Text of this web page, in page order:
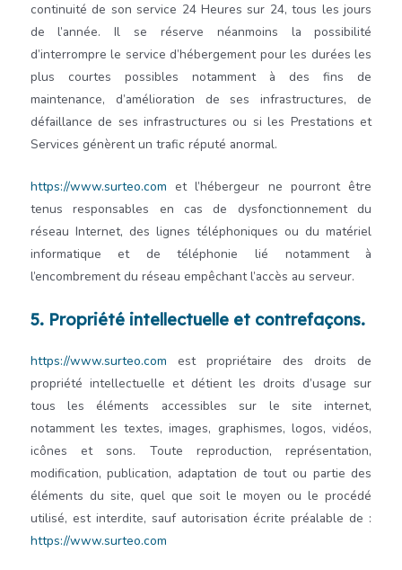
continuité de son service 24 Heures sur 24, tous les jours
de l’année. Il se réserve néanmoins la possibilité
d’interrompre le service d’hébergement pour les durées les
plus courtes possibles notamment à des fins de
maintenance, d’amélioration de ses infrastructures, de
défaillance de ses infrastructures ou si les Prestations et
Services génèrent un trafic réputé anormal.
https://www.surteo.com et l’hébergeur ne pourront être
tenus responsables en cas de dysfonctionnement du
réseau Internet, des lignes téléphoniques ou du matériel
informatique et de téléphonie lié notamment à
l’encombrement du réseau empêchant l’accès au serveur.
5. Propriété intellectuelle et contrefaçons.
https://www.surteo.com est propriétaire des droits de
propriété intellectuelle et détient les droits d’usage sur
tous les éléments accessibles sur le site internet,
notamment les textes, images, graphismes, logos, vidéos,
icônes et sons. Toute reproduction, représentation,
modification, publication, adaptation de tout ou partie des
éléments du site, quel que soit le moyen ou le procédé
utilisé, est interdite, sauf autorisation écrite préalable de :
https://www.surteo.com